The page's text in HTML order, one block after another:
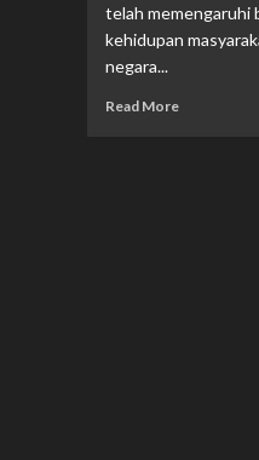
telah memengaruhi
kehidupan
negara...
Read More